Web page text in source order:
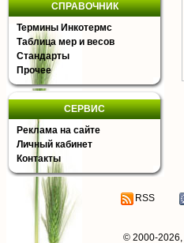
СПРАВОЧНИК
Термины Инкотермс
Таблица мер и весов
Стандарты
Прочее
СЕРВИС
Реклама на сайте
Личный кабинет
Контакты
RSS
© 2000-2026,